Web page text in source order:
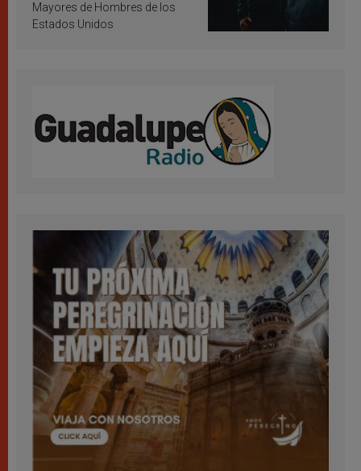
Mayores de Hombres de los
Estados Unidos